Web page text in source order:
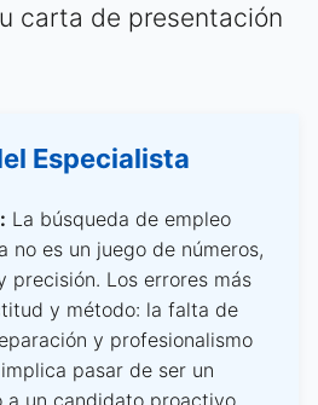
carta de presentación
Especialista
La búsqueda de empleo
no es un juego de números,
precisión. Los errores más
y método: la falta de
y profesionalismo
pasar de ser un
a un candidato proactivo